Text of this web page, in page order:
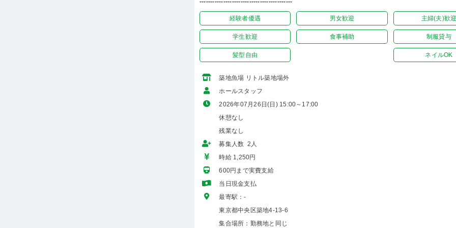
-------------------------------------------
経験者優遇 男女歓迎 主婦(夫)歓
学生歓迎 食事補助 制服貸与
髪型自由 ネイルOK
築地魚場 リトル築地場外
ホールスタッフ
2026年07月26日(日) 15:00～17:00
休憩なし
残業なし
募集人数 2人
時給 1,250円
600円まで実費支給
当日現金支払
最寄駅：-
東京都中央区築地4-13-6
集合場所：勤務地と同じ